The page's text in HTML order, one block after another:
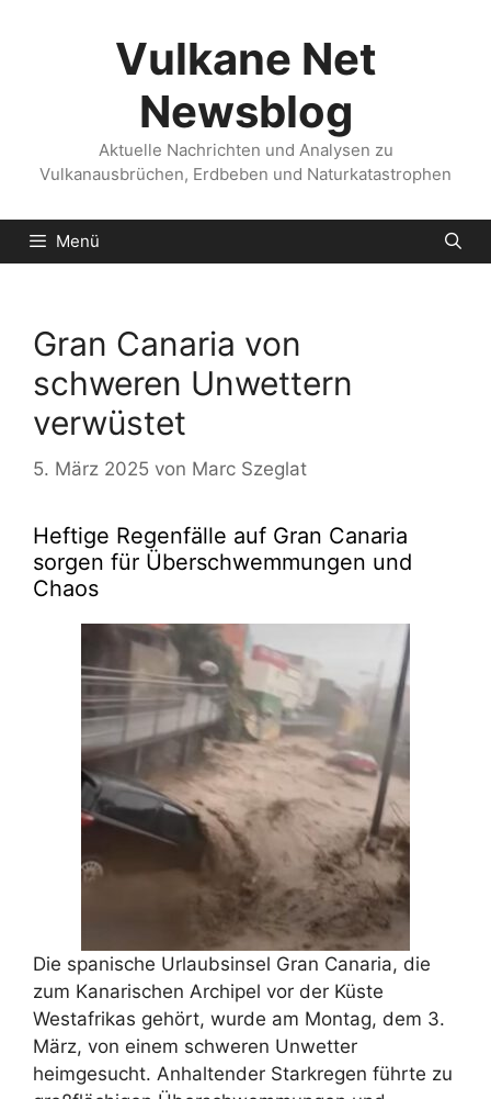
Vulkane Net
Newsblog
Aktuelle Nachrichten und Analysen zu
Vulkanausbrüchen, Erdbeben und Naturkatastrophen
Menü
Gran Canaria von
schweren Unwettern
verwüstet
5. März 2025 von Marc Szeglat
Heftige Regenfälle auf Gran Canaria
sorgen für Überschwemmungen und
Chaos
Die spanische Urlaubsinsel Gran Canaria, die
zum Kanarischen Archipel vor der Küste
Westafrikas gehört, wurde am Montag, dem 3.
März, von einem schweren Unwetter
heimgesucht. Anhaltender Starkregen führte zu